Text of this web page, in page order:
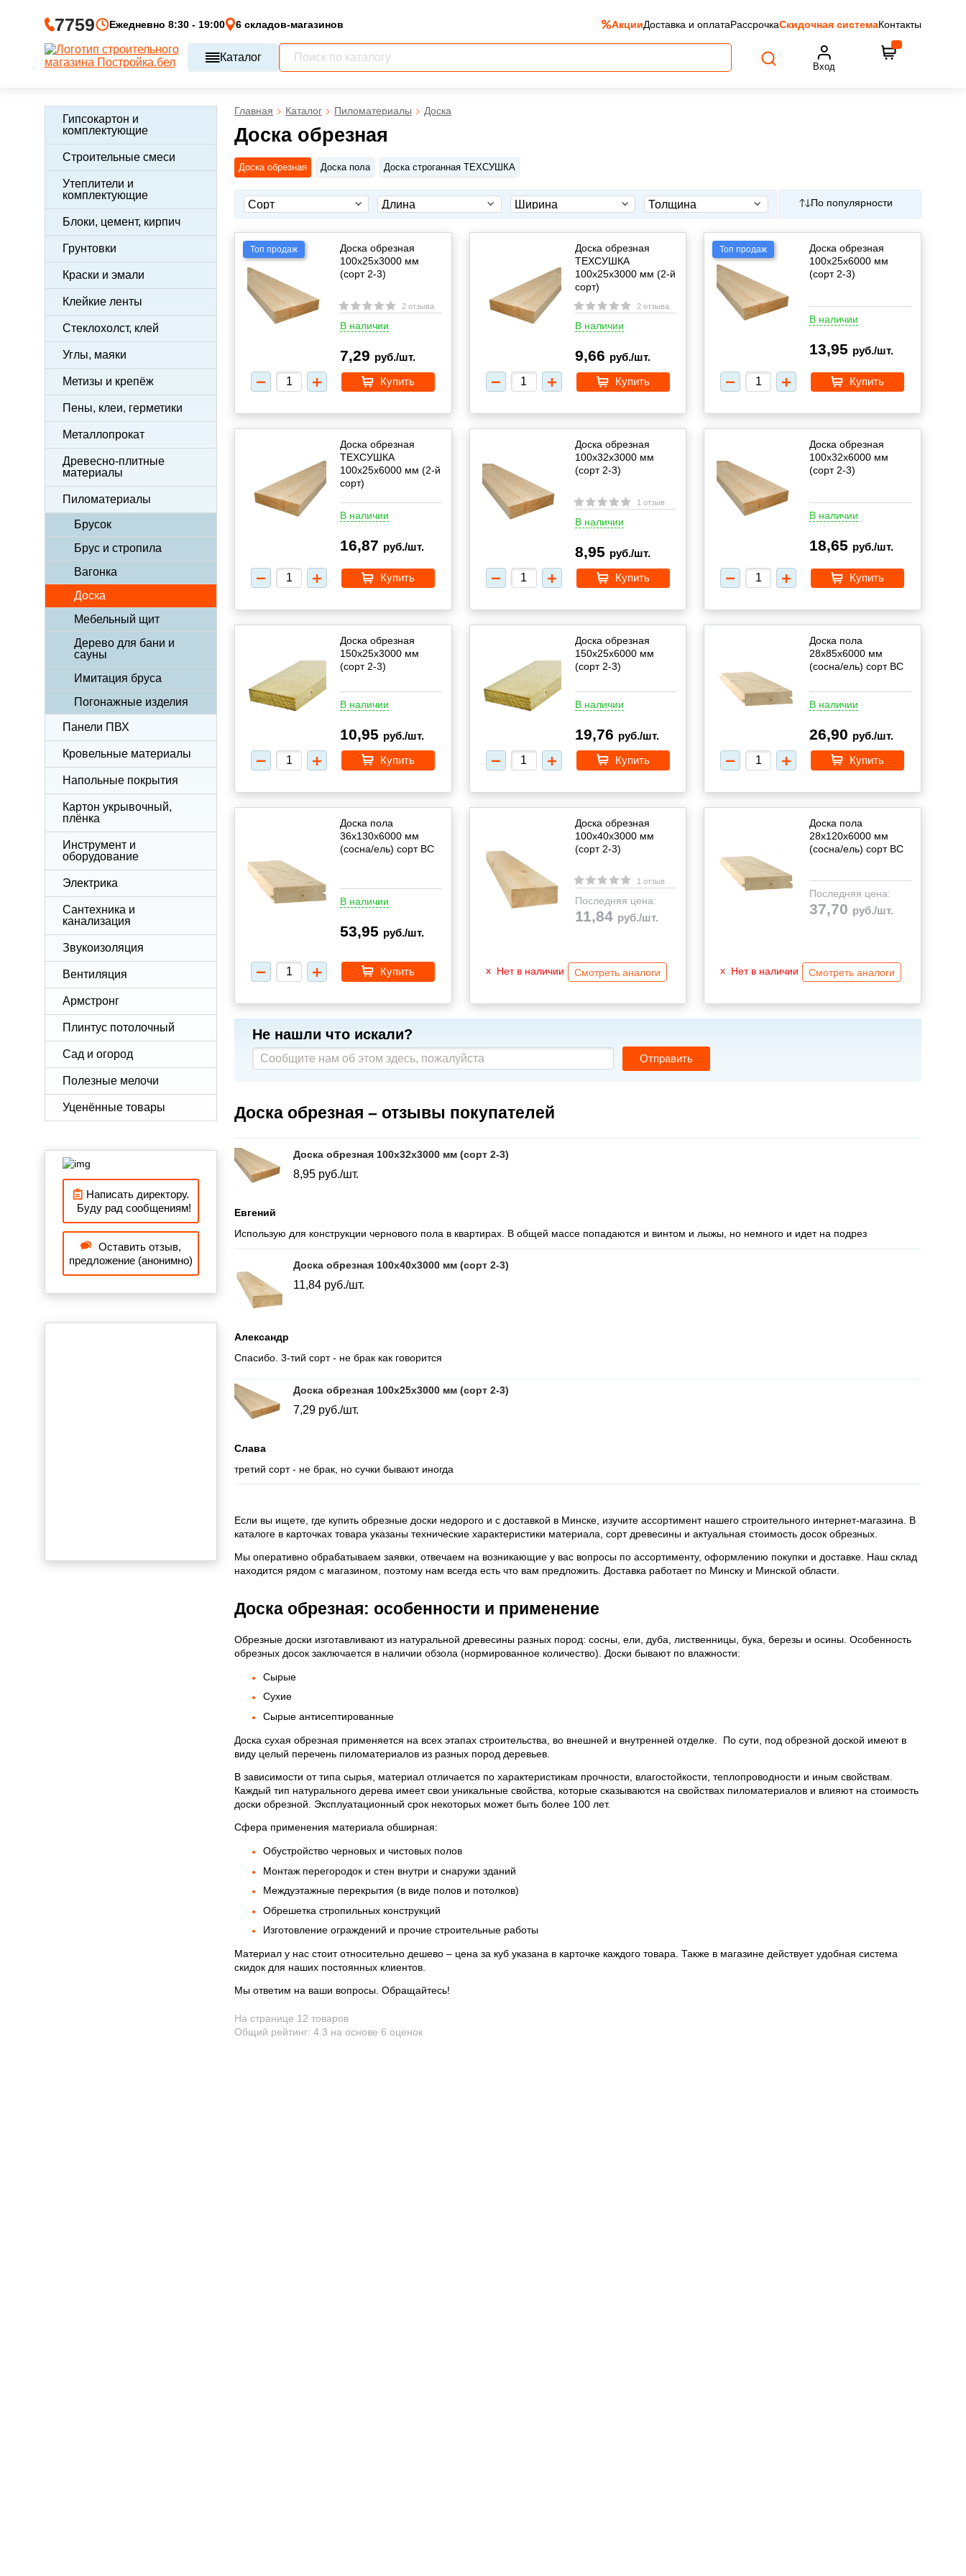
7759 Ежедневно 8:30 - 19:00 6 складов-магазинов АкцииДоставка и оплатаРассрочкаСкидочная системаКонтакты
Каталог
Вход
Гипсокартон и
комплектующие
Строительные смеси
Утеплители и
комплектующие
Блоки, цемент, кирпич
Грунтовки
Краски и эмали
Клейкие ленты
Стеклохолст, клей
Углы, маяки
Метизы и крепёж
Пены, клеи, герметики
Металлопрокат
Древесно-плитные
материалы
Пиломатериалы
Брусок
Брус и стропила
Вагонка
Доска
Мебельный щит
Дерево для бани и
сауны
Имитация бруса
Погонажные изделия
Панели ПВХ
Кровельные материалы
Напольные покрытия
Картон укрывочный,
плёнка
Инструмент и
оборудование
Электрика
Сантехника и
канализация
Звукоизоляция
Вентиляция
Армстронг
Плинтус потолочный
Сад и огород
Полезные мелочи
Уценённые товары
Написать директору.
Буду рад сообщениям!
Оставить отзыв,
предложение (анонимно)
Главная Каталог Пиломатериалы Доска
Доска обрезная
Доска обрезная Доска пола Доска строганная ТЕХСУШКА
По популярности
Топ продаж
Доска обрезная
100х25х3000 мм
(сорт 2-3)
2 отзыва
В наличии
7,29 руб./шт.
Купить
Доска обрезная
ТЕХСУШКА
100х25х3000 мм (2-й
сорт)
2 отзыва
В наличии
9,66 руб./шт.
Купить
Топ продаж
Доска обрезная
100х25х6000 мм
(сорт 2-3)
В наличии
13,95 руб./шт.
Купить
Доска обрезная
ТЕХСУШКА
100х25х6000 мм (2-й
сорт)
В наличии
16,87 руб./шт.
Купить
Доска обрезная
100х32х3000 мм
(сорт 2-3)
1 отзыв
В наличии
8,95 руб./шт.
Купить
Доска обрезная
100х32х6000 мм
(сорт 2-3)
В наличии
18,65 руб./шт.
Купить
Доска обрезная
150х25х3000 мм
(сорт 2-3)
В наличии
10,95 руб./шт.
Купить
Доска обрезная
150х25х6000 мм
(сорт 2-3)
В наличии
19,76 руб./шт.
Купить
Доска пола
28х85х6000 мм
(сосна/ель) cорт BC
В наличии
26,90 руб./шт.
Купить
Доска пола
36х130х6000 мм
(сосна/ель) cорт BC
В наличии
53,95 руб./шт.
Купить
Доска обрезная
100х40х3000 мм
(сорт 2-3)
1 отзыв
Последняя цена:
11,84 руб./шт.
Нет в наличии Смотреть аналоги
Доска пола
28х120х6000 мм
(сосна/ель) cорт BC
Последняя цена:
37,70 руб./шт.
Нет в наличии Смотреть аналоги
Не нашли что искали?
Отправить
Доска обрезная – отзывы покупателей
Доска обрезная 100х32х3000 мм (сорт 2-3)
8,95 руб./шт.
Евгений
Использую для конструкции чернового пола в квартирах. В общей массе попадаются и винтом и лыжы, но немного и идет на подрез
Доска обрезная 100х40х3000 мм (сорт 2-3)
11,84 руб./шт.
Александр
Спасибо. 3-тий сорт - не брак как говорится
Доска обрезная 100х25х3000 мм (сорт 2-3)
7,29 руб./шт.
Слава
третий сорт - не брак, но сучки бывают иногда
Если вы ищете, где купить обрезные доски недорого и с доставкой в Минске, изучите ассортимент нашего строительного интернет-магазина. В
каталоге в карточках товара указаны технические характеристики материала, сорт древесины и актуальная стоимость досок обрезных.
Мы оперативно обрабатываем заявки, отвечаем на возникающие у вас вопросы по ассортименту, оформлению покупки и доставке. Наш склад
находится рядом с магазином, поэтому нам всегда есть что вам предложить. Доставка работает по Минску и Минской области.
Доска обрезная: особенности и применение
Обрезные доски изготавливают из натуральной древесины разных пород: сосны, ели, дуба, лиственницы, бука, березы и осины. Особенность
обрезных досок заключается в наличии обзола (нормированное количество). Доски бывают по влажности:
Сырые
Сухие
Сырые антисептированные
Доска сухая обрезная применяется на всех этапах строительства, во внешней и внутренней отделке. По сути, под обрезной доской имеют в
виду целый перечень пиломатериалов из разных пород деревьев.
В зависимости от типа сырья, материал отличается по характеристикам прочности, влагостойкости, теплопроводности и иным свойствам.
Каждый тип натурального дерева имеет свои уникальные свойства, которые сказываются на свойствах пиломатериалов и влияют на стоимость
доски обрезной. Эксплуатационный срок некоторых может быть более 100 лет.
Сфера применения материала обширная:
Обустройство черновых и чистовых полов
Монтаж перегородок и стен внутри и снаружи зданий
Междуэтажные перекрытия (в виде полов и потолков)
Обрешетка стропильных конструкций
Изготовление ограждений и прочие строительные работы
Материал у нас стоит относительно дешево – цена за куб указана в карточке каждого товара. Также в магазине действует удобная система
скидок для наших постоянных клиентов.
Мы ответим на ваши вопросы. Обращайтесь!
На странице 12 товаров
Общий рейтинг: 4.3 на основе 6 оценок